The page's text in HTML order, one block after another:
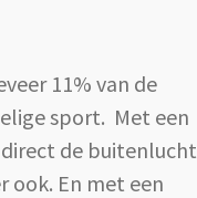
11% van de
sport. Met een
de buitenlucht
ook. En met een